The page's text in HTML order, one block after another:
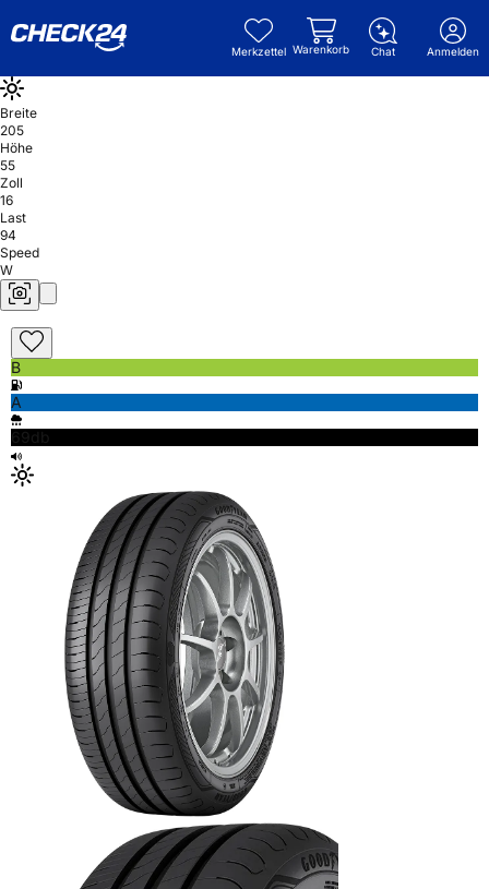
Merkzettel Warenkorb Chat Anmelden
Breite
205
Höhe
55
Zoll
16
Last
94
Speed
W
B
A
69db